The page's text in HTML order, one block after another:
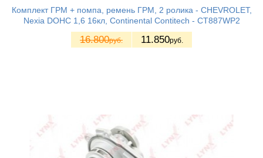
Комплект ГРМ + помпа, ремень ГРМ, 2 ролика - CHEVROLET,
Nexia DOHC 1,6 16кл, Continental Contitech - CT887WP2
16.800руб. 11.850руб.